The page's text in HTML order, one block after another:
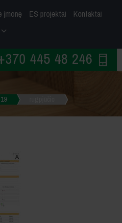
įmonę ES projektai Kontaktai
445 48 246